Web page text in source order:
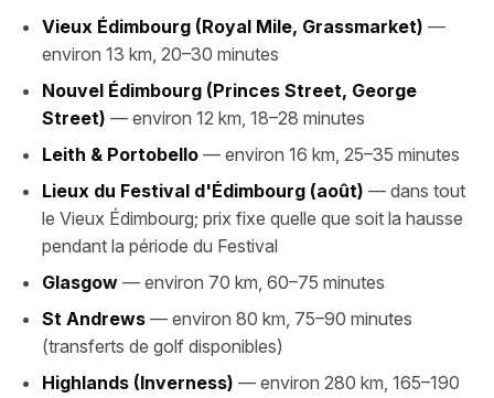
Vieux Édimbourg (Royal Mile, Grassmarket) —
environ 13 km, 20–30 minutes
Nouvel Édimbourg (Princes Street, George
Street) — environ 12 km, 18–28 minutes
Leith & Portobello — environ 16 km, 25–35 minutes
Lieux du Festival d'Édimbourg (août) — dans tout
le Vieux Édimbourg; prix fixe quelle que soit la hausse
pendant la période du Festival
Glasgow — environ 70 km, 60–75 minutes
St Andrews — environ 80 km, 75–90 minutes
(transferts de golf disponibles)
Highlands (Inverness) — environ 280 km, 165–190